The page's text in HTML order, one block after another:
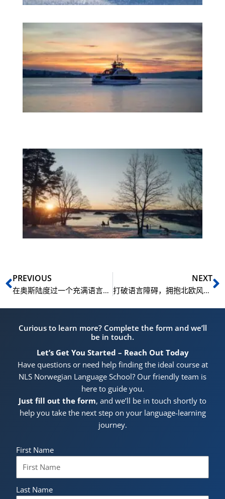
Prev
PREVIOUS
在奥斯陆度过一个充满语言与文化魅力的夏季：NLS Norwegian Language School 挪威语暑期课程全解析
NEXT
打破语言障碍，拥抱北欧风情：奥斯陆 NLS Norwegian Language School 暑期挪威语课程的深度文化浸润之旅
Curious to learn more? Complete the form and we’ll
be in touch.
Let’s Get You Started – Reach Out Today
Have questions or need help finding the ideal course at
NLS Norwegian Language School? Our friendly team is
here to guide you.
Just fill out the form, and we’ll be in touch shortly to
help you take the next step on your language-learning
journey.
First Name
Last Name